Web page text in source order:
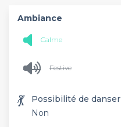
Ambiance
Calme
Festive
💃
Possibilité de danser
Non